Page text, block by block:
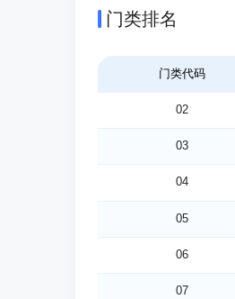
080601
080703
080714
080803
080901
080902
080905
080906
0703
0710
0802
0804
0806
0807
0808
0809
门类排名
门类代码
02
03
04
05
06
07